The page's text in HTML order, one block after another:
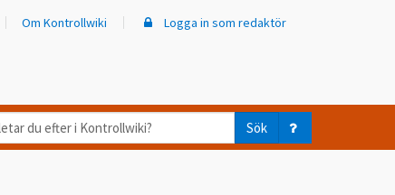
Om Kontrollwiki Logga in som redaktör
Sök